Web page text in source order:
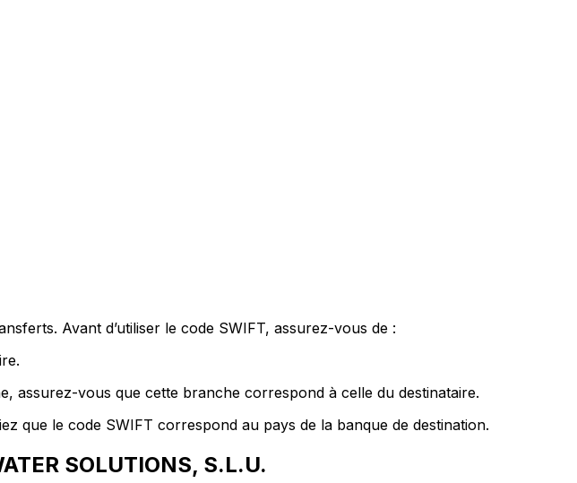
Avant d’utiliser le code SWIFT, assurez-vous de :
assurez-vous que cette branche correspond à celle du destinataire.
que le code SWIFT correspond au pays de la banque de destination.
SOLUTIONS, S.L.U.